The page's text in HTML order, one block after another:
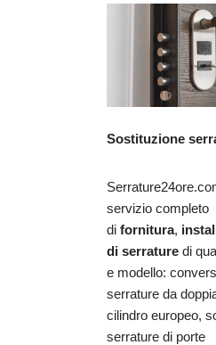
Sostituzione
servizio completo
di fornitura,
di serrature di
e modello:
serrature da
cilindro europeo,
serrature di porte